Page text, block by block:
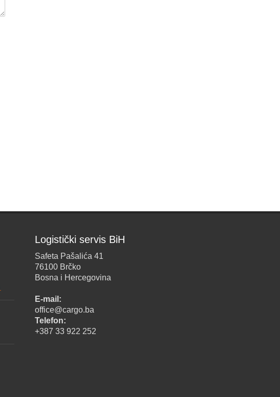
Logistički servis BiH
Safeta Pašalića 41
76100 Brčko
Bosna i Hercegovina
E-mail:
office@cargo.ba
Telefon:
+387 33 922 252